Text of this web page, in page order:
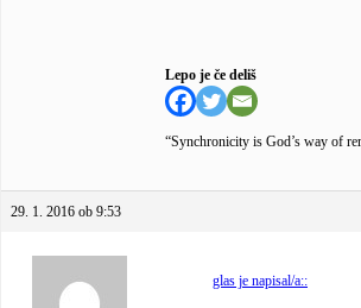
Lepo je če deliš
“Synchronicity is God’s way of
29. 1. 2016 ob 9:53
glas je napisal/a::